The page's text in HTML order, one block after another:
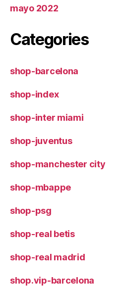
mayo 2022
Categories
shop-barcelona
shop-index
shop-inter miami
shop-juventus
shop-manchester city
shop-mbappe
shop-psg
shop-real betis
shop-real madrid
shop.vip-barcelona